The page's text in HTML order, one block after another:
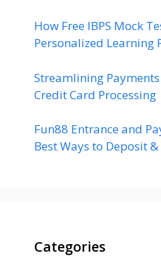
How Free IBPS Mock
Personalized Learning
Streamlining
Credit Card Processing
Fun88 Entrance and
Best Ways to Deposit
Categories